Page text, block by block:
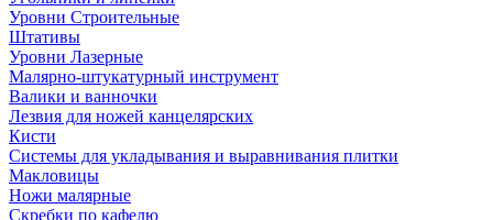
Уровни Строительные
Штативы
Уровни Лазерные
Малярно-штукатурный инструмент
Валики и ванночки
Лезвия для ножей канцелярских
Кисти
Системы для укладывания и выравнивания плитки
Макловицы
Ножи малярные
Скребки по кафелю